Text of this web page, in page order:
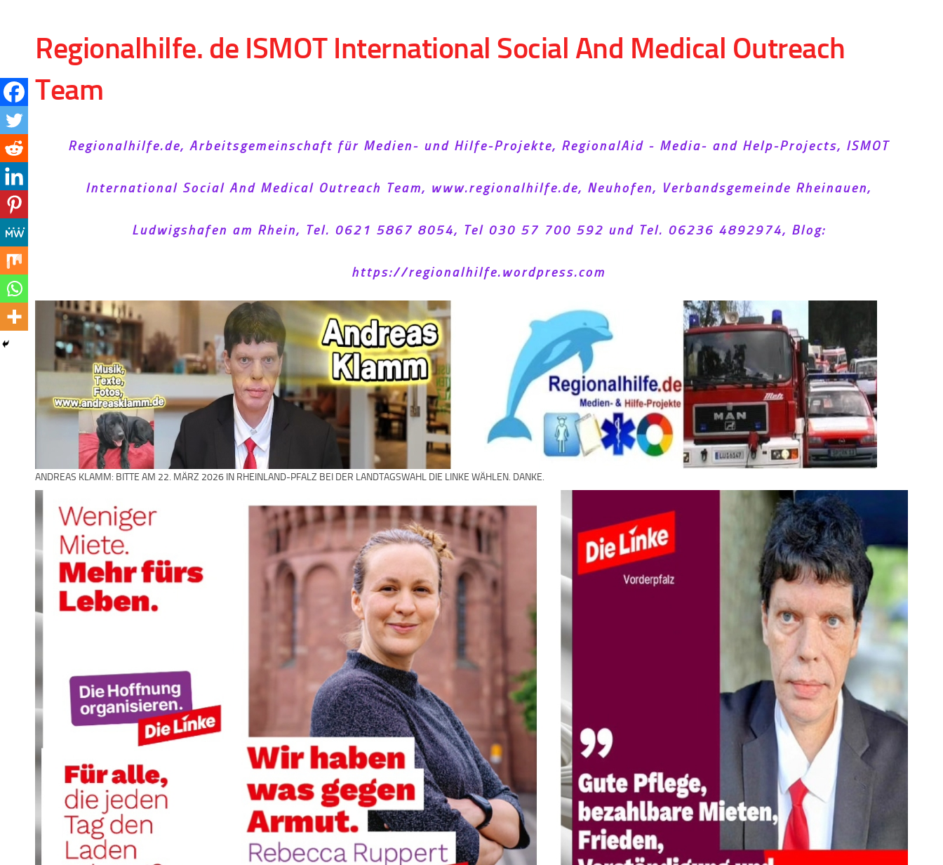
Regionalhilfe. de ISMOT International Social And Medical Outreach
Team
Regionalhilfe.de, Arbeitsgemeinschaft für Medien- und Hilfe-Projekte, RegionalAid - Media- and Help-Projects, ISMOT
International Social And Medical Outreach Team, www.regionalhilfe.de, Neuhofen, Verbandsgemeinde Rheinauen,
Ludwigshafen am Rhein, Tel. 0621 5867 8054, Tel 030 57 700 592 und Tel. 06236 4892974, Blog:
https://regionalhilfe.wordpress.com
ANDREAS KLAMM: BITTE AM 22. MÄRZ 2026 IN RHEINLAND-PFALZ BEI DER LANDTAGSWAHL DIE LINKE WÄHLEN. DANKE.